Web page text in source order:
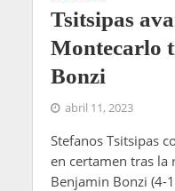
Tsitsipas
Montecarlo
Bonzi
abril 11, 2023
Stefanos Tsitsipas
en certamen tras la
Benjamin Bonzi (4-